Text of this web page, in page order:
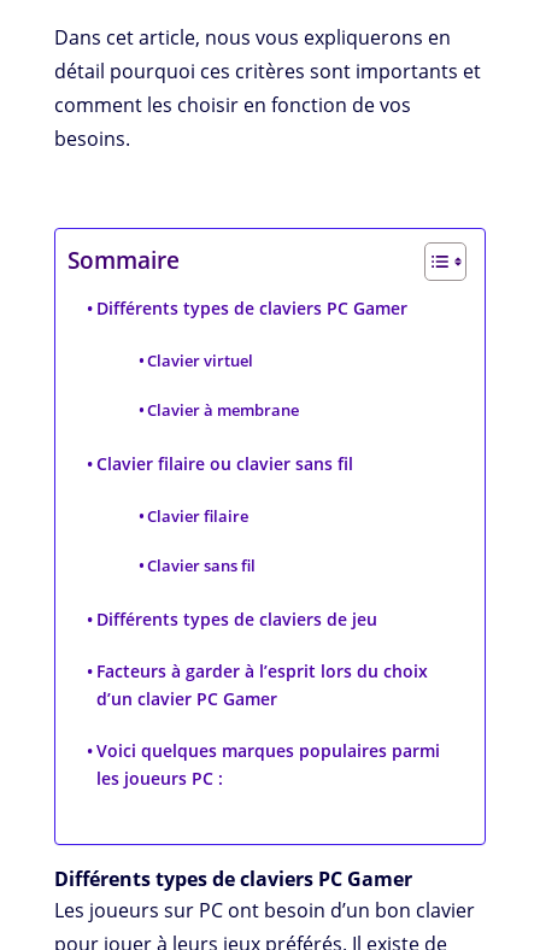
Dans cet article, nous vous expliquerons en
détail pourquoi ces critères sont importants et
comment les choisir en fonction de vos
besoins.
Sommaire
Différents types de claviers PC Gamer
Clavier virtuel
Clavier à membrane
Clavier filaire ou clavier sans fil
Clavier filaire
Clavier sans fil
Différents types de claviers de jeu
Facteurs à garder à l’esprit lors du choix
d’un clavier PC Gamer
Voici quelques marques populaires parmi
les joueurs PC :
Différents types de claviers PC Gamer
Les joueurs sur PC ont besoin d’un bon clavier
pour jouer à leurs jeux préférés. Il existe de